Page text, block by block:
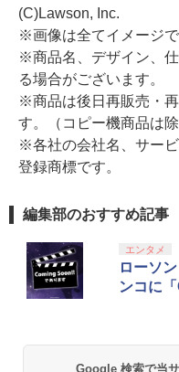
(C)Lawson, Inc.
※画像は全てイメージで
※商品名、デザイン、
る場合がございます。
※商品は後日再販売・
す。（コピー機商品は除
※各社の会社名、サー
登録商標です。
編集部のおすすめ記事
エンタメ
ローソ
ンコに
Google 検索で当